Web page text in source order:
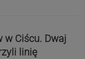
w Ciścu. Dwaj
linię